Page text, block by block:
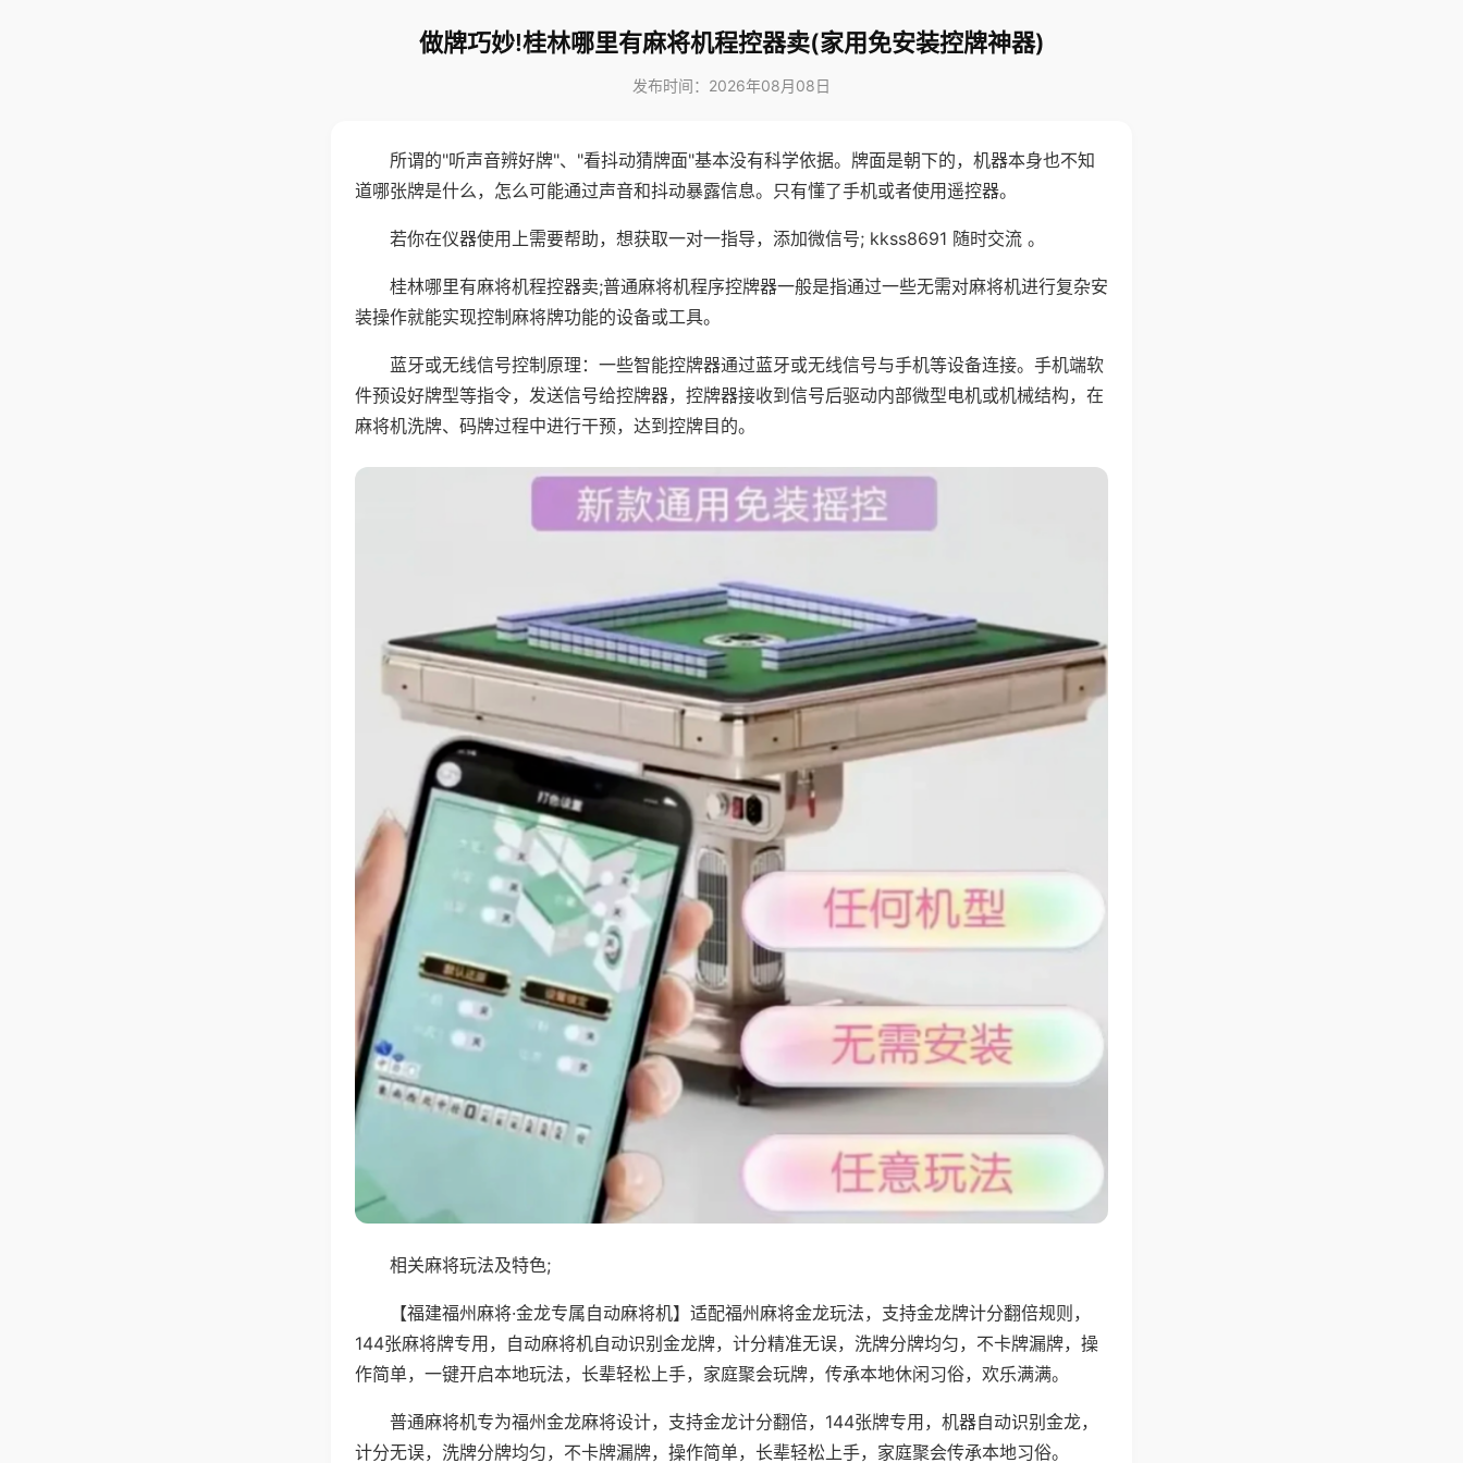
做牌巧妙!桂林哪里有麻将机程控器卖(家用免安装控牌神器)
发布时间：2026年08月08日
所谓的"听声音辨好牌"、"看抖动猜牌面"基本没有科学依据。牌面是朝下的，机器本身也不知
道哪张牌是什么，怎么可能通过声音和抖动暴露信息。只有懂了手机或者使用遥控器。
若你在仪器使用上需要帮助，想获取一对一指导，添加微信号; kkss8691 随时交流 。
桂林哪里有麻将机程控器卖;普通麻将机程序控牌器一般是指通过一些无需对麻将机进行复杂安
装操作就能实现控制麻将牌功能的设备或工具。
蓝牙或无线信号控制原理：一些智能控牌器通过蓝牙或无线信号与手机等设备连接。手机端软
件预设好牌型等指令，发送信号给控牌器，控牌器接收到信号后驱动内部微型电机或机械结构，在
麻将机洗牌、码牌过程中进行干预，达到控牌目的。
相关麻将玩法及特色;
【福建福州麻将·金龙专属自动麻将机】适配福州麻将金龙玩法，支持金龙牌计分翻倍规则，
144张麻将牌专用，自动麻将机自动识别金龙牌，计分精准无误，洗牌分牌均匀，不卡牌漏牌，操
作简单，一键开启本地玩法，长辈轻松上手，家庭聚会玩牌，传承本地休闲习俗，欢乐满满。
普通麻将机专为福州金龙麻将设计，支持金龙计分翻倍，144张牌专用，机器自动识别金龙，
计分无误，洗牌分牌均匀，不卡牌漏牌，操作简单，长辈轻松上手，家庭聚会传承本地习俗。